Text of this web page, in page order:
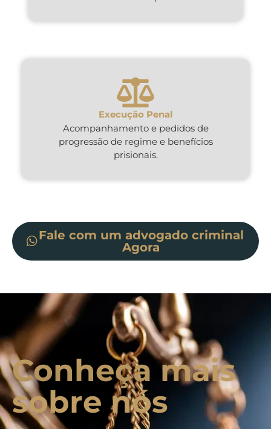
Execução Penal
Acompanhamento e pedidos de
progressão de regime e benefícios
prisionais.
Fale com um advogado criminal
Agora
Conheça mais
sobre nós